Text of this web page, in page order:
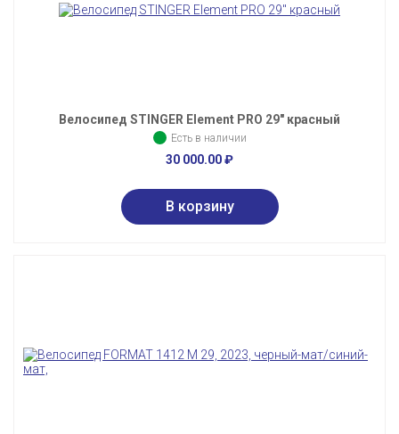
Велосипед STINGER Element PRO 29" красный
Есть в наличии
30 000.00₽